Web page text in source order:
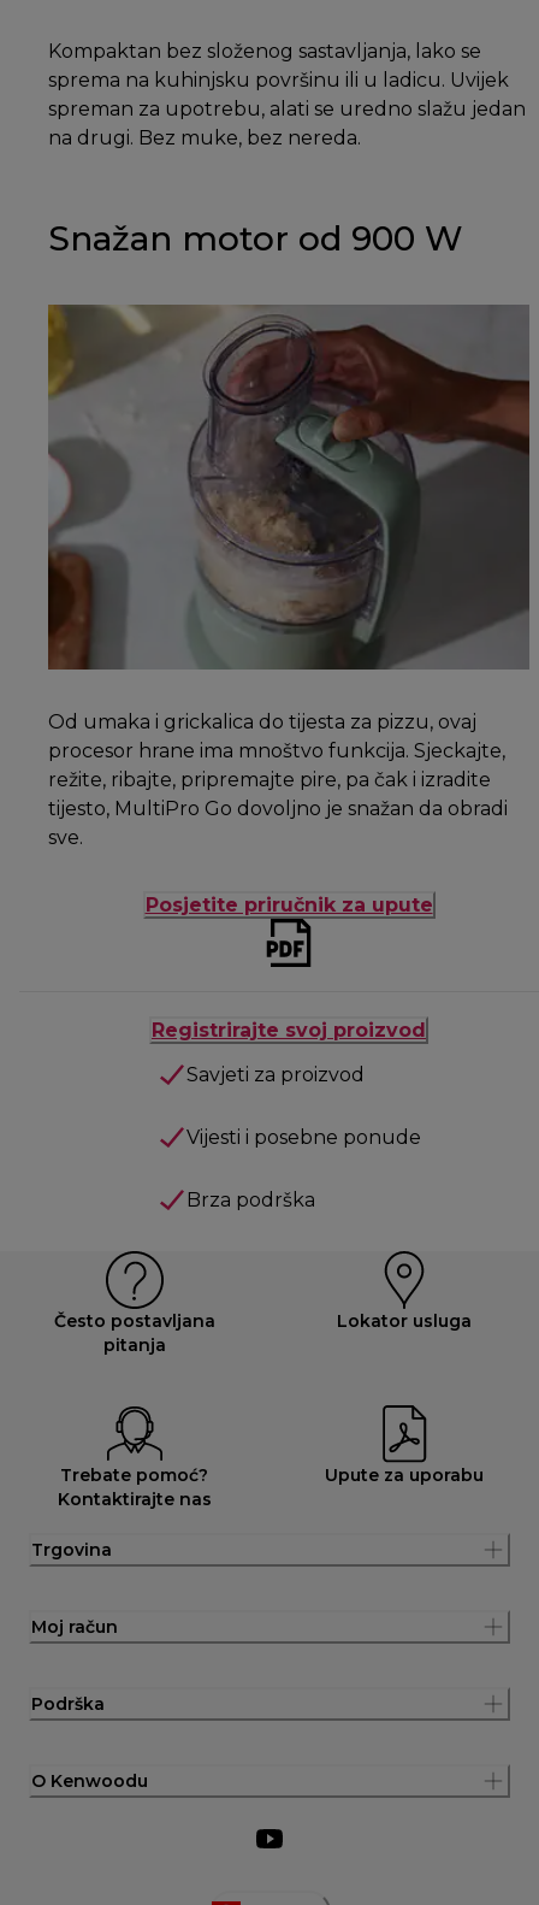
Kompaktan bez složenog sastavljanja, lako se
sprema na kuhinjsku površinu ili u ladicu. Uvijek
spreman za upotrebu, alati se uredno slažu jedan
na drugi. Bez muke, bez nereda.
Snažan motor od 900 W
Od umaka i grickalica do tijesta za pizzu, ovaj
procesor hrane ima mnoštvo funkcija. Sjeckajte,
režite, ribajte, pripremajte pire, pa čak i izradite
tijesto, MultiPro Go dovoljno je snažan da obradi
sve.
Posjetite priručnik za upute
Registrirajte svoj proizvod
Savjeti za proizvod
Vijesti i posebne ponude
Brza podrška
Često postavljana
pitanja
Lokator usluga
Trebate pomoć?
Kontaktirajte nas
Upute za uporabu
Trgovina
Moj račun
Podrška
O Kenwoodu